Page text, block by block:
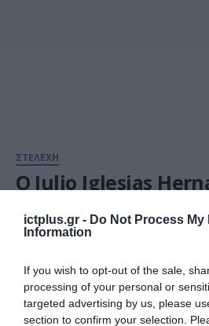
ictplus.gr - Do Not Process My
Information
If you wish to opt-out of the sale,
processing of your personal or
targeted advertising by us, please
section to confirm your selection.
ΣΤΕΛΕΧΗ
O Julio Iglesias
Officer της Kaizen